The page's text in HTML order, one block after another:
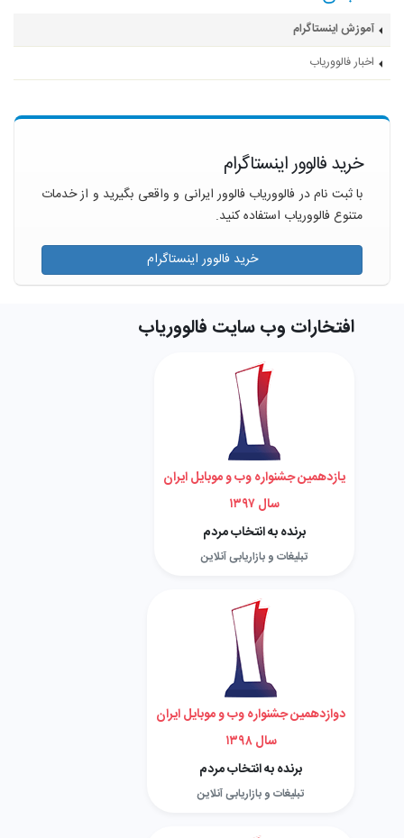
آموزش اینستاگرام
اخبار فالووریاب
خرید فالوور اینستاگرام
با ثبت نام در فالووریاب فالوور ایرانی و واقعی بگیرید و از خدمات
متنوع فالووریاب استفاده کنید.
خرید فالوور اینستاگرام
افتخارات وب سایت فالووریاب
یازدهمین جشنواره وب و موبایل ایران
سال ۱۳۹۷
برنده به انتخاب مردم
تبلیغات و بازاریابی آنلاین
دوازدهمین جشنواره وب و موبایل ایران
سال ۱۳۹۸
برنده به انتخاب مردم
تبلیغات و بازاریابی آنلاین